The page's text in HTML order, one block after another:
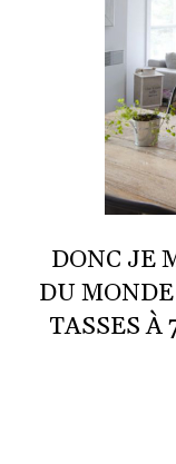
DONC JE
DU
TASSES À